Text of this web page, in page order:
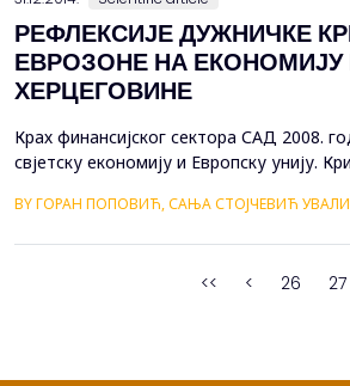
РЕФЛЕКСИЈЕ ДУЖНИЧКЕ
ЕВРОЗОНЕ НА ЕКОНОМИЈУ
ХЕРЦЕГОВИНЕ
Крах финансијског сектора САД 2008.
свјетску економију и Европску унију.
још се брже трансферише ван граница
дубоке и комплексне, а ма...
BY ГОРАН ПОПОВИЋ, САЊА СТОЈЧЕВИЋ
<< < 26 27